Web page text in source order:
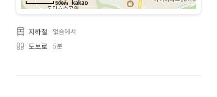
500m
지하철 없슴에서
도보로 5분